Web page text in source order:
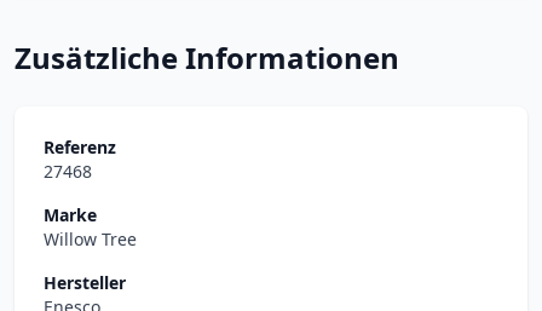
Zusätzliche Informationen
Referenz
27468
Marke
Willow Tree
Hersteller